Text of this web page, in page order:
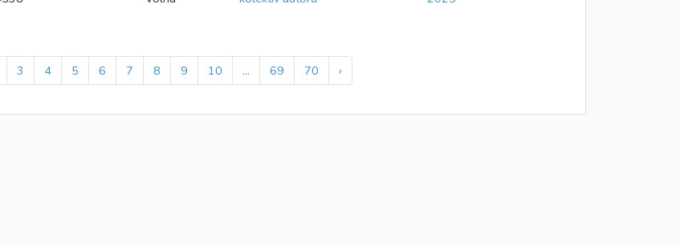
3 4 5 6 7 8 9 10 ... 69 70 ›